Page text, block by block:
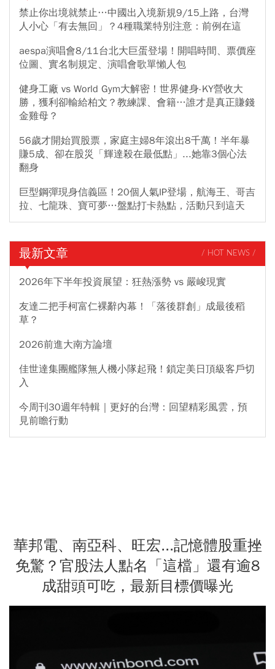
禁止你出境就禁止…中國出入境新規9/15上路，台灣
人小心「有去無回」？4種職業特別注意：前例在這
aespa演唱會8/11台北大巨蛋登場！開唱時間、票價座
位圖、實名制規定、演唱會歌單懶人包
健身工廠 vs World Gym大解密！世界健身-KY營收大
勝，獲利卻輸給柏文？教練課、會籍…誰才是真正賺錢
金雞母？
56歲才開始買股票，家庭主婦8年滾出8千萬！半年暴
賺5成、卻在股災「輝達殺在最低點」...她靠3個心法
翻身
巨型鋼彈現身信義區！20個人氣IP登場，航海王、哥吉
拉、七龍珠、寶可夢…盤點打卡熱點，活動只到這天
最新文章 / HOT NEWS /
2026年下半年投資展望：狂熱漲勢 vs 嚴峻現實
友達二把手柯富仁裸辭內幕！「落後群創」成最後稻
草？
2026前進大南方論壇
佳世達集團艦隊無人機小隊起飛！鎖定美日頂級客戶切
入
今周刊30週年特輯｜更好的台灣：回望精彩風雲，預
見前瞻行動
華邦電、南亞科、旺宏...記憶體股重挫
免驚？官股法人點名「這檔」還有逾8
成甜頭可吃，最新目標價曝光